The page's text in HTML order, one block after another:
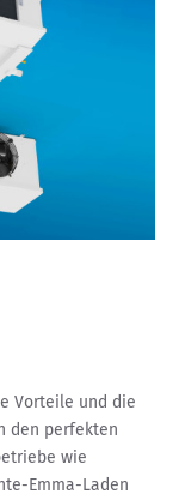
Vorteile und die
den perfekten
wie
Emma-Laden